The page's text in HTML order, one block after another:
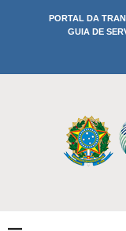
PORTAL DA
GUIA DE